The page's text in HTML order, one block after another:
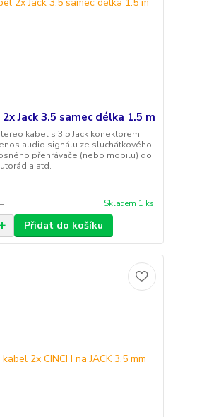
Jack 3.5 samec délka 1.5 m
kabel s 3.5 Jack konektorem.
audio signálu ze sluchátkového
přehrávače (nebo mobilu) do
atd.
Skladem 1 ks
Přidat do košíku